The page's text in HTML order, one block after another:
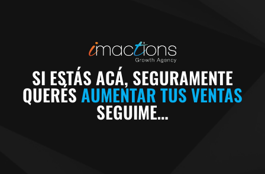
SI ESTÁS ACÁ, SEGURAMENTE
QUERÉSAUMENTAR TUS VENTAS
SEGUIME…